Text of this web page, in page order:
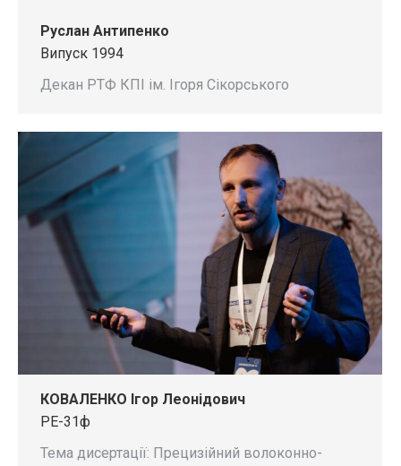
Руслан Антипенко
Випуск 1994
Декан РТФ КПІ ім. Ігоря Сікорського
КОВАЛЕНКО Ігор Леонідович
РЕ-31ф
Тема дисертації: Прецизійний волоконно-